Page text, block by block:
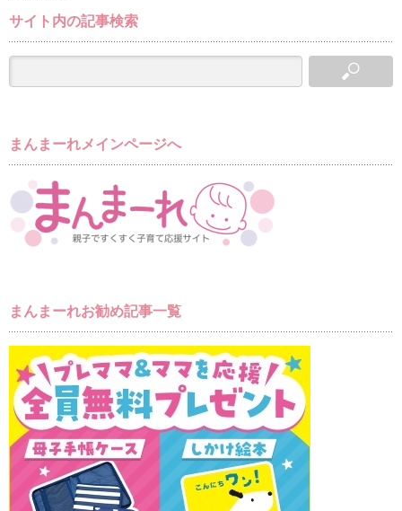
サイト内の記事検索
まんまーれメインページへ
まんまーれお勧め記事一覧